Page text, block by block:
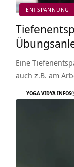
ENTSPANNUNG
Eine
auch z.B. am
YOGA VIDYA INFOS